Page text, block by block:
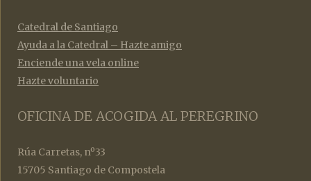
Catedral de Santiago
Ayuda a la Catedral – Hazte amigo
Enciende una vela online
Hazte voluntario
OFICINA DE ACOGIDA AL PEREGRINO
Rúa Carretas, nº33
15705 Santiago de Compostela